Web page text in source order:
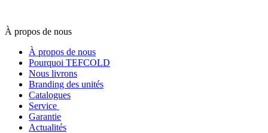
À propos de nous
À propos de nous
Pourquoi TEFCOLD
Nous livrons
Branding des unités
Catalogues
Service
Garantie
Actualités